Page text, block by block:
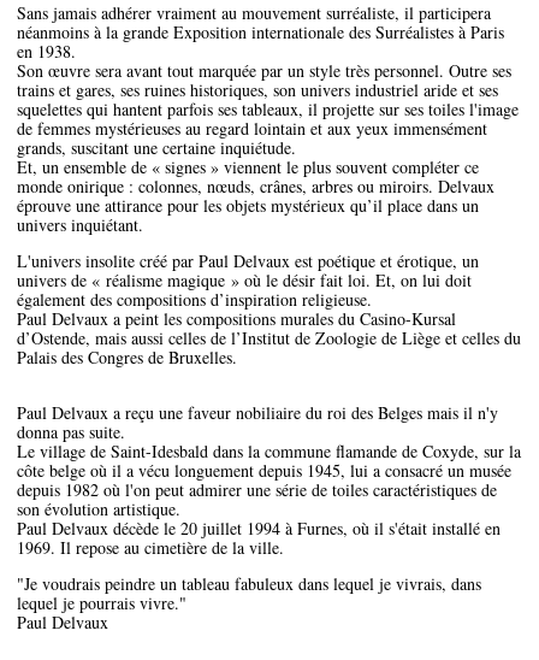
Sans jamais adhérer vraiment au mouvement surréaliste, il participera
néanmoins à la grande Exposition internationale des Surréalistes à Paris
en 1938.
Son œuvre sera avant tout marquée par un style très personnel. Outre ses
trains et gares, ses ruines historiques, son univers industriel aride et ses
squelettes qui hantent parfois ses tableaux, il projette sur ses toiles l'image
de femmes mystérieuses au regard lointain et aux yeux immensément
grands, suscitant une certaine inquiétude.
Et, un ensemble de « signes » viennent le plus souvent compléter ce
monde onirique : colonnes, nœuds, crânes, arbres ou miroirs. Delvaux
éprouve une attirance pour les objets mystérieux qu’il place dans un
univers inquiétant.
L'univers insolite créé par Paul Delvaux est poétique et érotique, un
univers de « réalisme magique » où le désir fait loi. Et, on lui doit
également des compositions d’inspiration religieuse.
Paul Delvaux a peint les compositions murales du Casino-Kursal
d’Ostende, mais aussi celles de l’Institut de Zoologie de Liège et celles du
Palais des Congres de Bruxelles.
Paul Delvaux a reçu une faveur nobiliaire du roi des Belges mais il n'y
donna pas suite.
Le village de Saint-Idesbald dans la commune flamande de Coxyde, sur la
côte belge où il a vécu longuement depuis 1945, lui a consacré un musée
depuis 1982 où l'on peut admirer une série de toiles caractéristiques de
son évolution artistique.
Paul Delvaux décède le 20 juillet 1994 à Furnes, où il s'était installé en
1969. Il repose au cimetière de la ville.
"Je voudrais peindre un tableau fabuleux dans lequel je vivrais, dans
lequel je pourrais vivre."
Paul Delvaux